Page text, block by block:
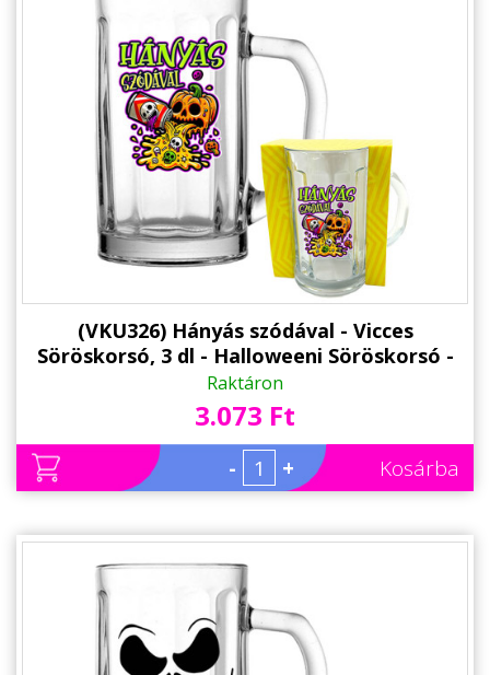
(VKU326) Hányás szódával - Vicces
Söröskorsó, 3 dl - Halloweeni Söröskorsó -
Halloween Kellék
Raktáron
3.073 Ft
- + Kosárba